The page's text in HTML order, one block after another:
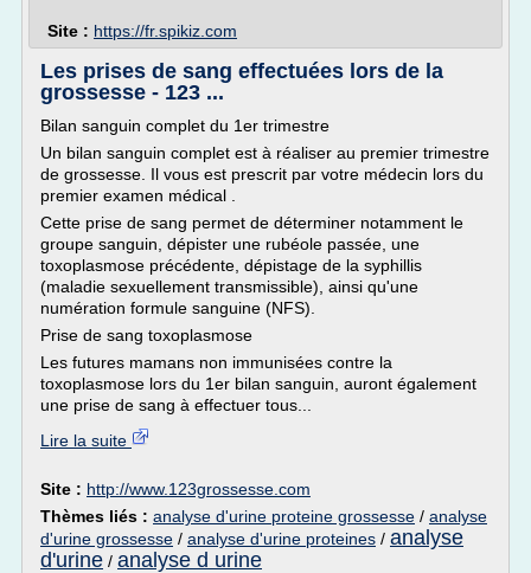
Site : https://fr.spikiz.com
Les prises de sang effectuées lors de la
grossesse - 123 ...
Bilan sanguin complet du 1er trimestre
Un bilan sanguin complet est à réaliser au premier trimestre
de grossesse. Il vous est prescrit par votre médecin lors du
premier examen médical .
Cette prise de sang permet de déterminer notamment le
groupe sanguin, dépister une rubéole passée, une
toxoplasmose précédente, dépistage de la syphillis
(maladie sexuellement transmissible), ainsi qu'une
numération formule sanguine (NFS).
Prise de sang toxoplasmose
Les futures mamans non immunisées contre la
toxoplasmose lors du 1er bilan sanguin, auront également
une prise de sang à effectuer tous...
Lire la suite
Site : http://www.123grossesse.com
Thèmes liés : analyse d'urine proteine grossesse / analyse
d'urine grossesse / analyse d'urine proteines / analyse
d'urine / analyse d urine